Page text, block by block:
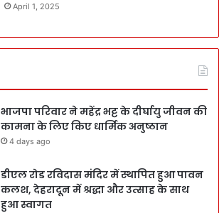
April 1, 2025
भाजपा परिवार ने महेंद्र भट्ट के दीर्घायु जीवन की
कामना के लिए किए धार्मिक अनुष्ठान
4 days ago
डीएल रोड रविदास मंदिर में स्थापित हुआ पावन
कलश, देहरादून में श्रद्धा और उत्साह के साथ
हुआ स्वागत